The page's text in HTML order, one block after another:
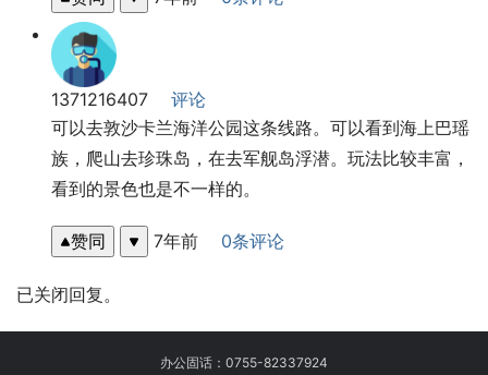
1371216407
评论
可以去敦沙卡兰海洋公园这条线路。可以看到海上巴瑶
族，爬山去珍珠岛，在去军舰岛浮潜。玩法比较丰富，
看到的景色也是不一样的。
赞同 7年前 0条评论
已关闭回复。
办公固话： 0755-82337924